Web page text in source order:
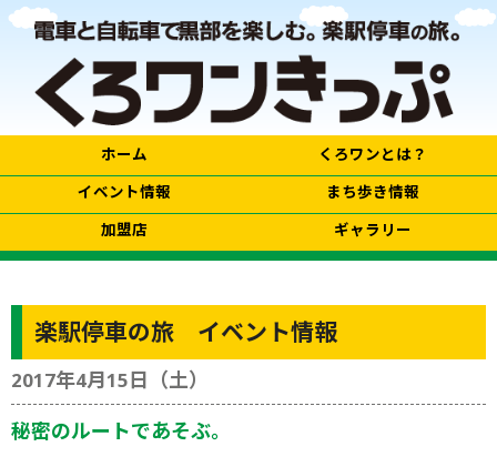
ホーム
くろワンとは？
イベント情報
まち歩き情報
加盟店
ギャラリー
楽駅停車の旅 イベント情報
2017年4月15日（土）
秘密のルートであそぶ。